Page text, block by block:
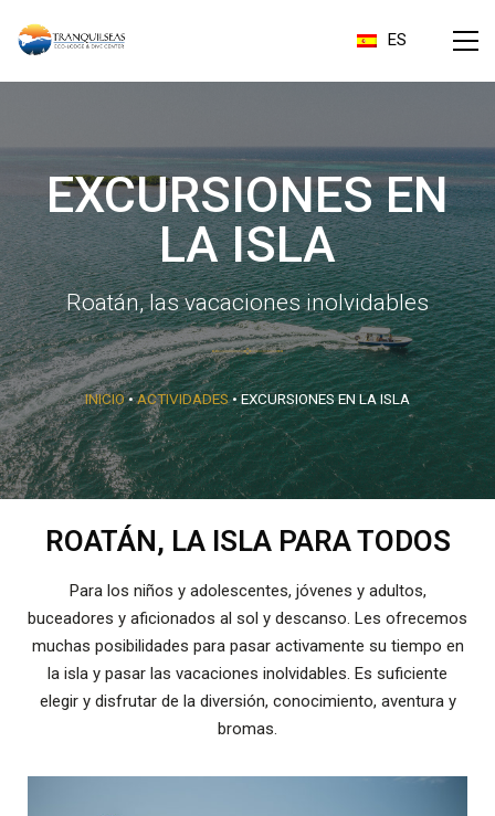
ES
ES
EXCURSIONES EN
LA ISLA
Roatán, las vacaciones inolvidables
INICIO•ACTIVIDADES•EXCURSIONES EN LA ISLA
ROATÁN, LA ISLA PARA TODOS
Para los niños y adolescentes, jóvenes y adultos,
buceadores y aficionados al sol y descanso. Les ofrecemos
muchas posibilidades para pasar activamente su tiempo en
la isla y pasar las vacaciones inolvidables. Es suficiente
elegir y disfrutar de la diversión, conocimiento, aventura y
bromas.